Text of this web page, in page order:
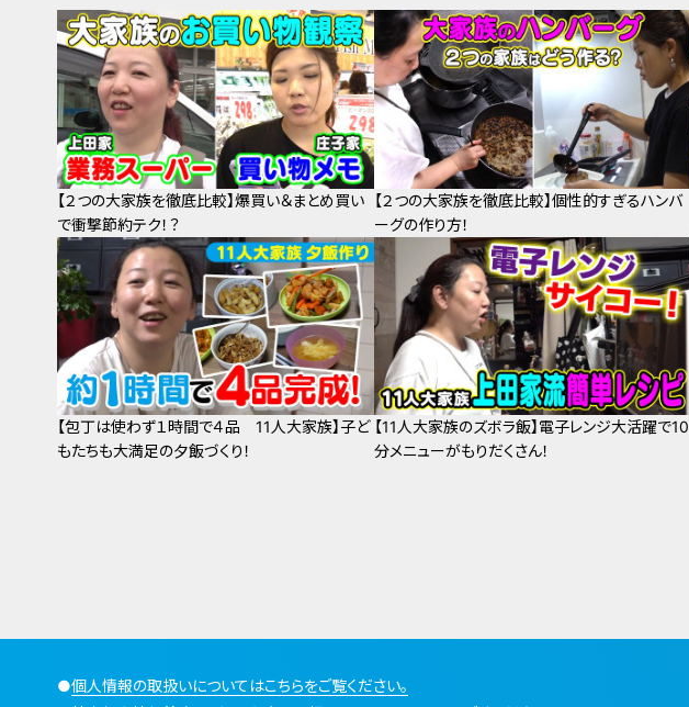
【２つの大家族を徹底比較】爆買い＆まとめ買い
で衝撃節約テク！？
【２つの大家族を徹底比較】個性的すぎるハンバ
ーグの作り方！
【包丁は使わず１時間で４品 11人大家族】子ど
もたちも大満足の夕飯づくり！
【11人大家族のズボラ飯】電子レンジ大活躍で10
分メニューがもりだくさん！
●個人情報の取扱いについてはこちらをご覧ください。